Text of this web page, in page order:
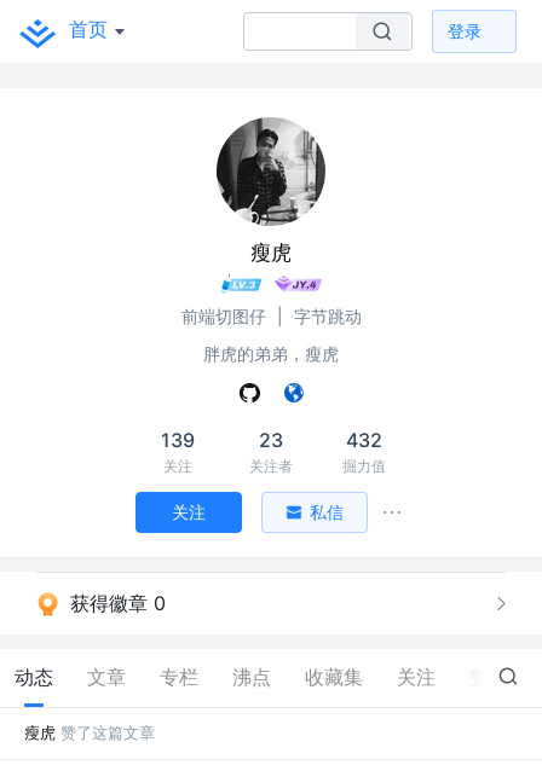
首页 登录
瘦虎
前端切图仔
字节跳动
胖虎的弟弟，瘦虎
139
关注
23
关注者
432
掘力值
关注 私信
获得徽章 0
动态 文章 专栏 沸点 收藏集 关注 115
瘦虎 赞了这篇文章